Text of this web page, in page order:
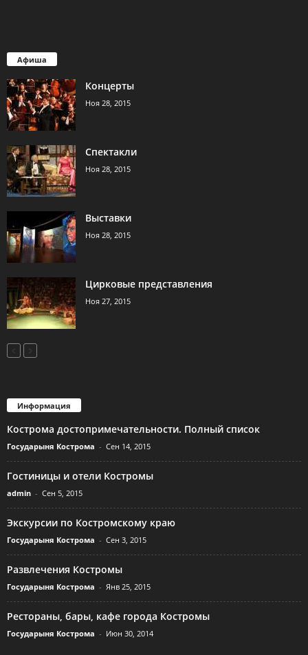
Афиша
Концерты
Ноя 28, 2015
Спектакли
Ноя 28, 2015
Выставки
Ноя 28, 2015
Цирковые представления
Ноя 27, 2015
Информация
Кострома достопримечательности. Полный список
Государыня Кострома - Сен 14, 2015
Гостиницы и отели Костромы
admin - Сен 5, 2015
Экскурсии по Костромскому краю
Государыня Кострома - Сен 3, 2015
Развлечения Костромы
Государыня Кострома - Янв 25, 2015
Рестораны, бары, кафе города Костромы
Государыня Кострома - Июн 30, 2014